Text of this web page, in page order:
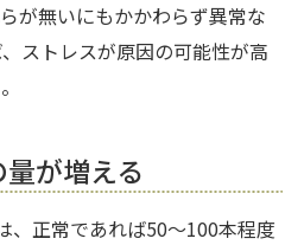
が無いにもかかわらず異常な
ストレスが原因の可能性が高
が増える
、正常であれば50～100本程度